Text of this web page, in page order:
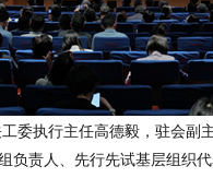
委执行主任高德毅，驻会
责人、先行先试基层组织